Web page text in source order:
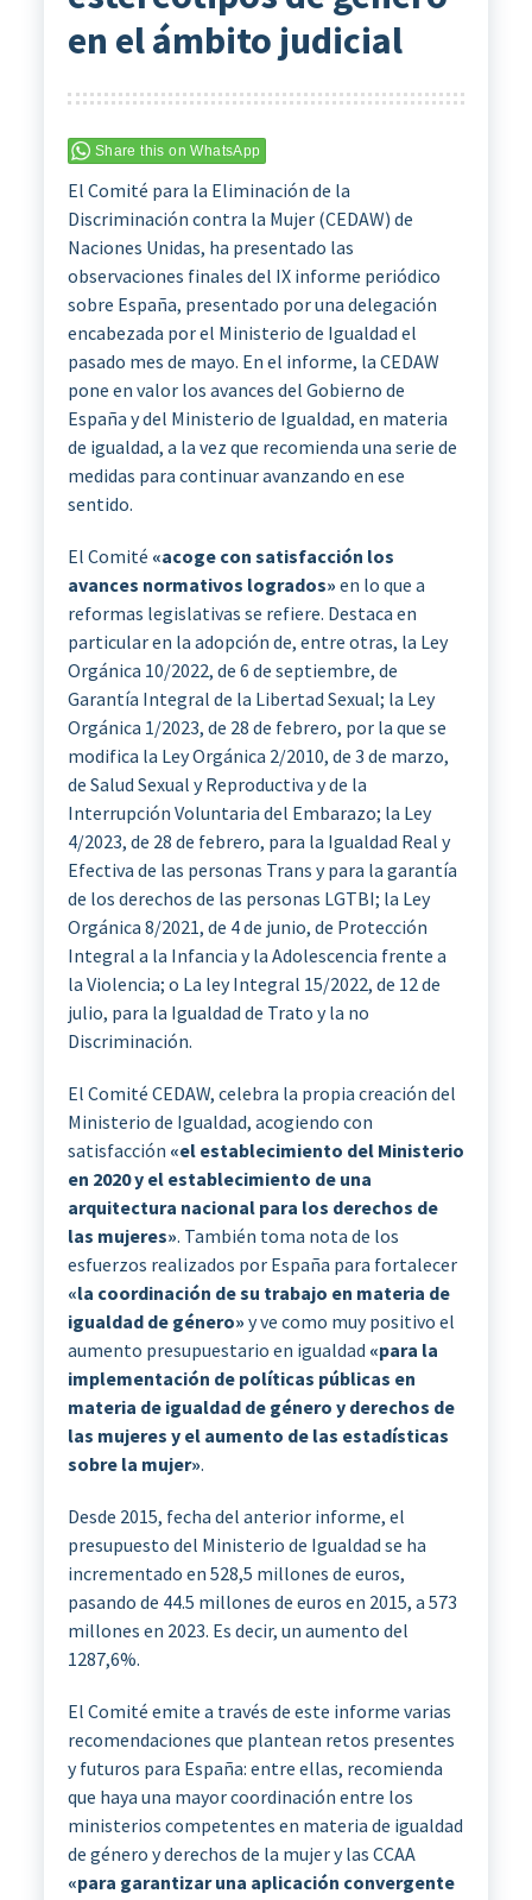
en el ámbito judicial
Share this on WhatsApp
El Comité para la Eliminación de la
Discriminación contra la Mujer (CEDAW) de
Naciones Unidas, ha presentado las
observaciones finales del IX informe periódico
sobre España, presentado por una delegación
encabezada por el Ministerio de Igualdad el
pasado mes de mayo. En el informe, la CEDAW
pone en valor los avances del Gobierno de
España y del Ministerio de Igualdad, en materia
de igualdad, a la vez que recomienda una serie de
medidas para continuar avanzando en ese
sentido.
El Comité «acoge con satisfacción los
avances normativos logrados» en lo que a
reformas legislativas se refiere. Destaca en
particular en la adopción de, entre otras, la Ley
Orgánica 10/2022, de 6 de septiembre, de
Garantía Integral de la Libertad Sexual; la Ley
Orgánica 1/2023, de 28 de febrero, por la que se
modifica la Ley Orgánica 2/2010, de 3 de marzo,
de Salud Sexual y Reproductiva y de la
Interrupción Voluntaria del Embarazo; la Ley
4/2023, de 28 de febrero, para la Igualdad Real y
Efectiva de las personas Trans y para la garantía
de los derechos de las personas LGTBI; la Ley
Orgánica 8/2021, de 4 de junio, de Protección
Integral a la Infancia y la Adolescencia frente a
la Violencia; o La ley Integral 15/2022, de 12 de
julio, para la Igualdad de Trato y la no
Discriminación.
El Comité CEDAW, celebra la propia creación del
Ministerio de Igualdad, acogiendo con
satisfacción «el establecimiento del Ministerio
en 2020 y el establecimiento de una
arquitectura nacional para los derechos de
las mujeres». También toma nota de los
esfuerzos realizados por España para fortalecer
«la coordinación de su trabajo en materia de
igualdad de género» y ve como muy positivo el
aumento presupuestario en igualdad «para la
implementación de políticas públicas en
materia de igualdad de género y derechos de
las mujeres y el aumento de las estadísticas
sobre la mujer».
Desde 2015, fecha del anterior informe, el
presupuesto del Ministerio de Igualdad se ha
incrementado en 528,5 millones de euros,
pasando de 44.5 millones de euros en 2015, a 573
millones en 2023. Es decir, un aumento del
1287,6%.
El Comité emite a través de este informe varias
recomendaciones que plantean retos presentes
y futuros para España: entre ellas, recomienda
que haya una mayor coordinación entre los
ministerios competentes en materia de igualdad
de género y derechos de la mujer y las CCAA
«para garantizar una aplicación convergente